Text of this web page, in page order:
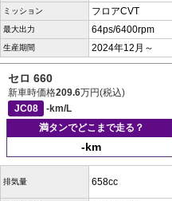
ミッション フロアCVT
最大出力 64ps/6400rpm
生産期間 2024年12月～
セロ 660
新車時価格209.6万円(税込)
JC08
-km/L
満タンでどこまで走る？
-km
排気量 658cc